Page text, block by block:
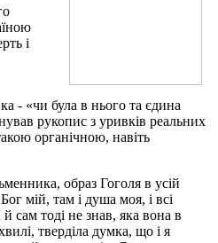
і
- «чи була в нього та єдина
рукопис з уривків реальних
органічною, навіть
образ Гоголя в усій
мій, там і душа моя, і всі
сам тоді не знав, яка вона в
тверділа думка, що і я